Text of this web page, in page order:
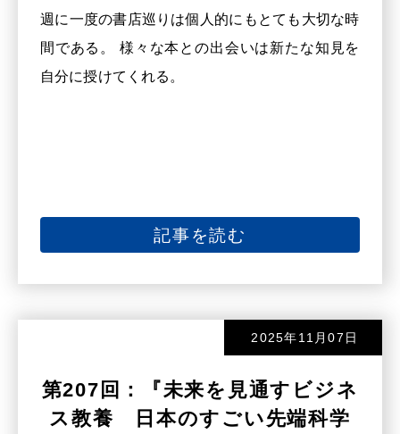
週に一度の書店巡りは個人的にもとても大切な時
間である。 様々な本との出会いは新たな知見を
自分に授けてくれる。
記事を読む
2025年11月07日
第207回：『未来を見通すビジネ
ス教養 日本のすごい先端科学